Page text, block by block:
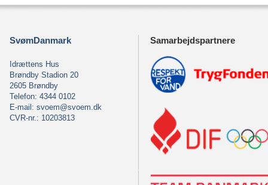
SvømDanmark
Idrættens Hus
Brøndby Stadion 20
2605 Brøndby
Telefon: 4344 0102
E-mail: svoem@svoem.dk
CVR-nr.: 10203813
Samarbejdspartnere